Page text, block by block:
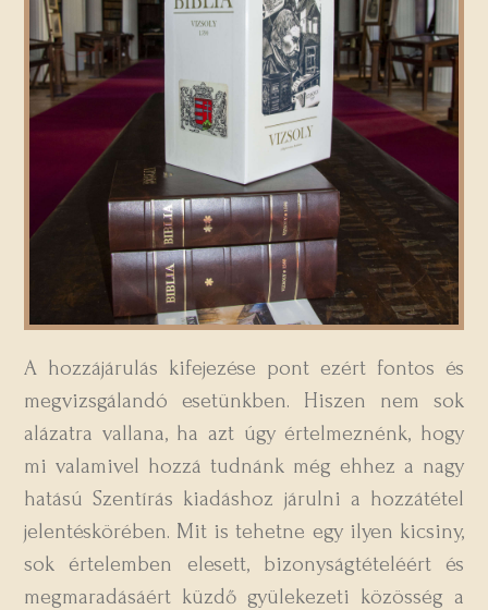
A hozzájárulás kifejezése pont ezért fontos és
megvizsgálandó esetünkben. Hiszen nem sok
alázatra vallana, ha azt úgy értelmeznénk, hogy
mi valamivel hozzá tudnánk még ehhez a nagy
hatású Szentírás kiadáshoz járulni a hozzátétel
jelentéskörében. Mit is tehetne egy ilyen kicsiny,
sok értelemben elesett, bizonyságtételéért és
megmaradásáért küzdő gyülekezeti közösség a